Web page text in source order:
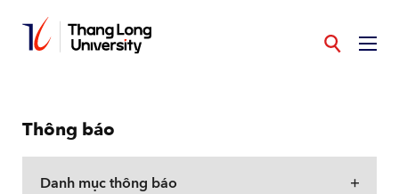
Thông báo
Danh mục thông báo